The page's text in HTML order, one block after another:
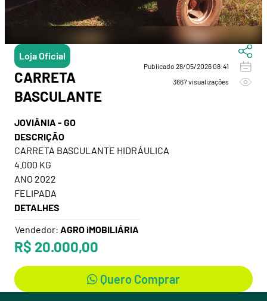
Loja Oficial
CARRETA
BASCULANTE
JOVIÂNIA - GO
Publicado 28/05/2026 08:41
3667 visualizações
DESCRIÇÃO
CARRETA BASCULANTE HIDRÁULICA
4.000 KG
ANO 2022
DETALHES
Vendedor: AGRO iMOBILIÁRIA
R$ 20.000,00
Quero Comprar